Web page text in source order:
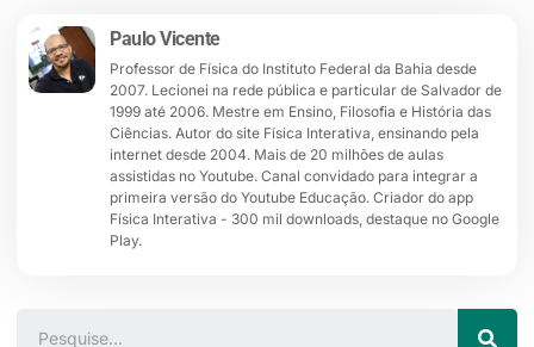
Paulo Vicente
Professor de Física do Instituto Federal da Bahia desde
2007. Lecionei na rede pública e particular de Salvador de
1999 até 2006. Mestre em Ensino, Filosofia e História das
Ciências. Autor do site Física Interativa, ensinando pela
internet desde 2004. Mais de 20 milhões de aulas
assistidas no Youtube. Canal convidado para integrar a
primeira versão do Youtube Educação. Criador do app
Física Interativa - 300 mil downloads, destaque no Google
Play.